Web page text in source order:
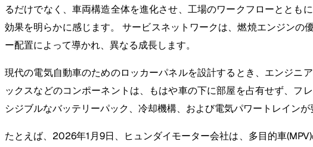
るだけでなく、車両構造全体を進化させ、工場のワークフローとと
効果を明らかに感じます。 サービスネットワークは、燃焼エンジン
ー配置によって導かれ、異なる成長します。
現代の電気自動車のためのロッカーパネルを設計するとき、エンジニ
ックスなどのコンポーネントは、もはや車の下に部屋を占有せず、フ
シジブルなバッテリーパック、冷却機構、および電気パワートレイン
たとえば、2026年1月9日、ヒュンダイモーター会社は、多目的車